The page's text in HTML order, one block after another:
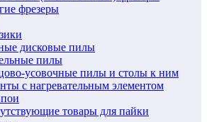
фрезеры
дисковые пилы
пилы
усовочные пилы и столы к ним
с нагревательным элементом
товары для пайки